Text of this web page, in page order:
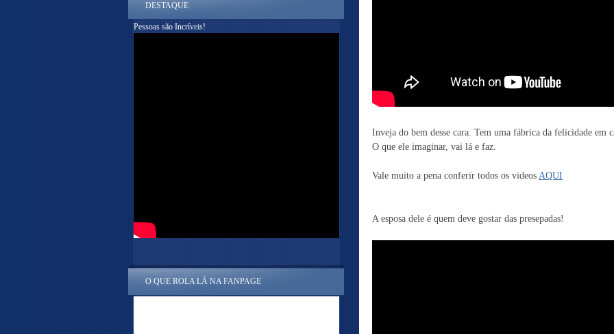
Inveja do bem desse cara. Tem uma fábrica da felicidade em
O que ele imaginar, vai lá e faz.
Vale muito a pena conferir todos os videos AQUI
A esposa dele é quem deve gostar das presepadas!
DESTAQUE
Pessoas são Incríveis!
O QUE ROLA LÁ NA FANPAGE